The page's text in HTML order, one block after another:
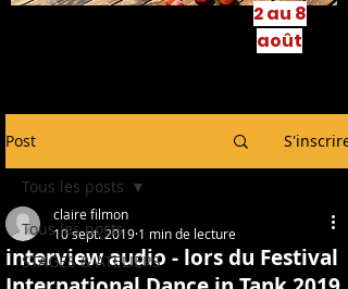
2 au 8
août
Post S'inscrire
Tous les posts
STAGES & ATELIERS
Tous les posts
interview audio - lors du Festival
claire filmon
10 sept. 2019 1 min de lecture